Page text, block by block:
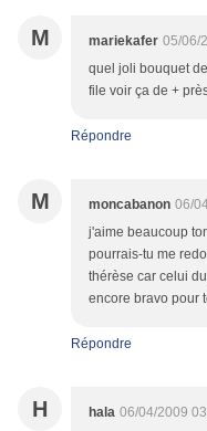
M mariekafer 05/06/
quel joli bouquet
file voir ça de +
Répondre
M moncabanon 06/
j'aime beaucoup
pourrais-tu me
thérèse car celui
encore bravo pour
Répondre
H hala 06/04/2009